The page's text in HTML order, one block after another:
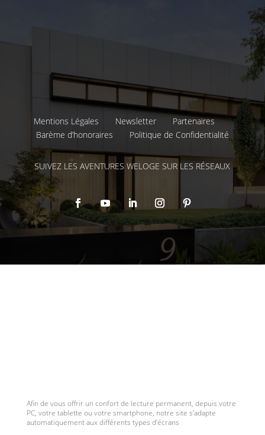
Mentions Légales Newsletter
Partenaires
Barème d’honoraires
Politique de Confidentialité
SUIVEZ LES AVENTURES WELOGE SUR LES RÉSEAUX
Afin de vous offrir un confort de lecture permanent, depuis votre
PC, votre tablette ou votre smartphone, notre site s’adapte
automatiquement aux différents types d’écrans